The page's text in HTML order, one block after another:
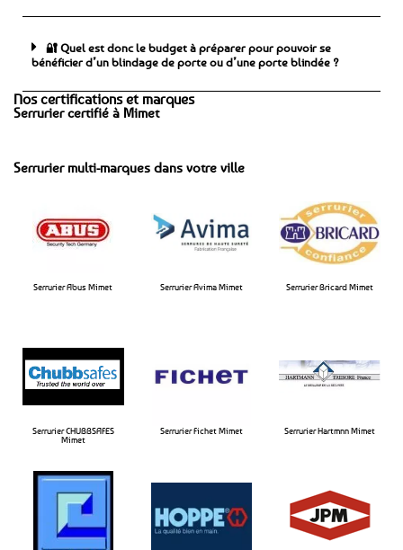
🔐 Quel est donc le budget à préparer pour pouvoir se
bénéficier d’un blindage de porte ou d’une porte blindée ?
Nos certifications et marques
Serrurier certifié à Mimet
Serrurier multi-marques dans votre ville
Serrurier Abus Mimet Serrurier Avima Mimet​ Serrurier Bricard Mimet​
Serrurier CHUBBSAFES
Mimet​
Serrurier Fichet Mimet​ Serrurier Hartmnn Mimet​